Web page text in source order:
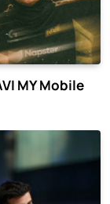
MY Mobile